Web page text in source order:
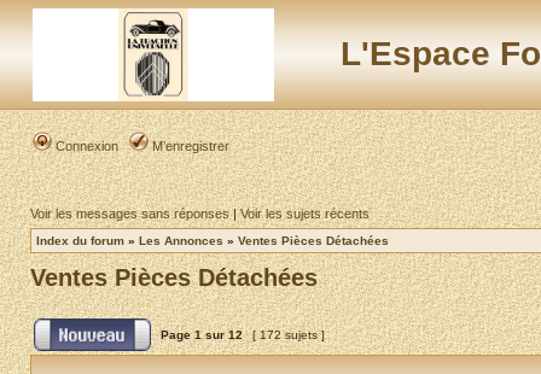
L'Espace
Connexion M’enregistrer
Voir les messages sans réponses|Voir les sujets récents
Index du forum » Les Annonces » Ventes Pièces Détachées
Ventes Pièces Détachées
Page1sur12 [ 172 sujets ]